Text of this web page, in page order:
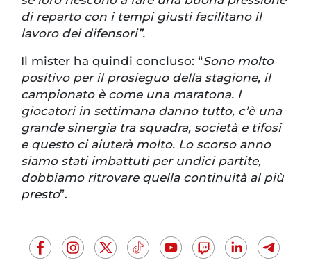
di reparto con i tempi giusti facilitano il
lavoro dei difensori”.
Il mister ha quindi concluso: “Sono molto
positivo per il prosieguo della stagione, il
campionato è come una maratona. I
giocatori in settimana danno tutto, c’è una
grande sinergia tra squadra, società e tifosi
e questo ci aiuterà molto. Lo scorso anno
siamo stati imbattuti per undici partite,
dobbiamo ritrovare quella continuità al più
presto”.